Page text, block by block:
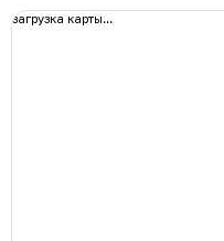
загрузка карты...